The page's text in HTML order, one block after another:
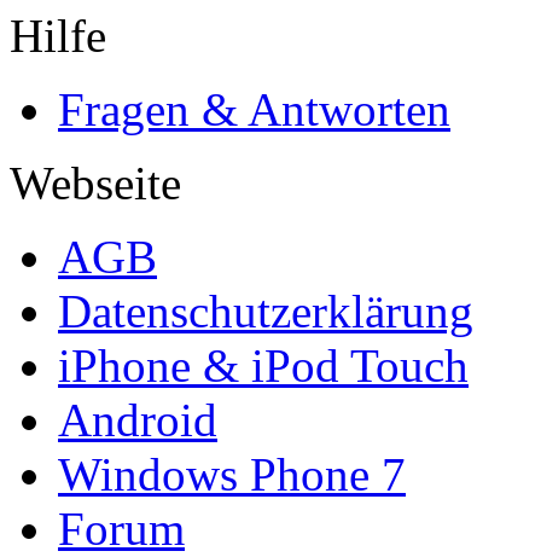
Hilfe
Fragen & Antworten
Webseite
AGB
Datenschutzerklärung
iPhone & iPod Touch
Android
Windows Phone 7
Forum